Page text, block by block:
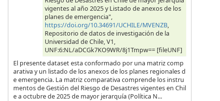
vigentes al año 2025 y Listado de anexos de los
planes de emergencia",
https://doi.org/10.34691/UCHILE/MVENZB,
Repositorio de datos de investigación de la
Universidad de Chile, V1,
UNF:6:NL/aDCGk7KO9WR/8j1Tmpw== [fileUNF]
El presente dataset esta conformado por una matriz comp
arativa y un listado de los anexos de los planes regionales d
e emergencia. La matriz comparativa comprende los instru
mentos de Gestión del Riesgo de Desastres vigentes en Chil
e a octubre de 2025 de mayor jerarquía (Política N...